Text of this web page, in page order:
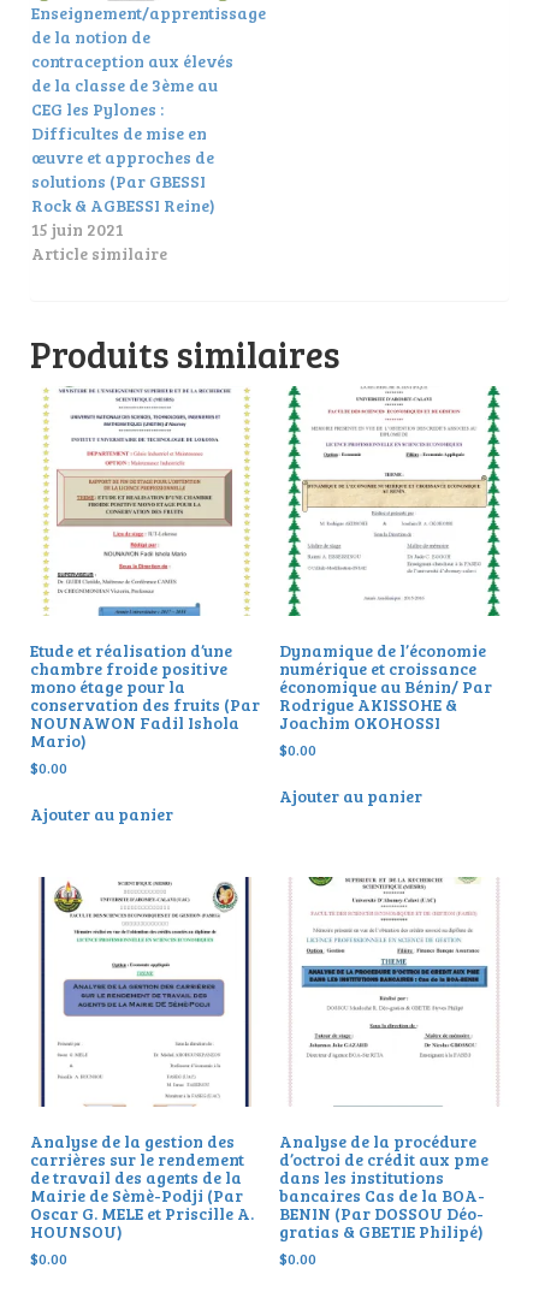
Enseignement/apprentissage
de la notion de
contraception aux élevés
de la classe de 3ème au
CEG les Pylones :
Difficultes de mise en
œuvre et approches de
solutions (Par GBESSI
Rock & AGBESSI Reine)
15 juin 2021
Article similaire
Produits similaires
Etude et réalisation d’une
chambre froide positive
mono étage pour la
conservation des fruits (Par
NOUNAWON Fadil Ishola
Mario)
$0.00
Ajouter au panier
Dynamique de l’économie
numérique et croissance
économique au Bénin/ Par
Rodrigue AKISSOHE &
Joachim OKOHOSSI
$0.00
Ajouter au panier
Analyse de la gestion des
carrières sur le rendement
de travail des agents de la
Mairie de Sèmè-Podji (Par
Oscar G. MELE et Priscille A.
HOUNSOU)
$0.00
Analyse de la procédure
d’octroi de crédit aux pme
dans les institutions
bancaires Cas de la BOA-
BENIN (Par DOSSOU Déo-
gratias & GBETIE Philipé)
$0.00